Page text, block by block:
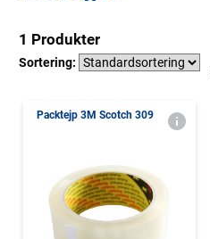
1 Produkter
Sortering:
Packtejp 3M Scotch 309